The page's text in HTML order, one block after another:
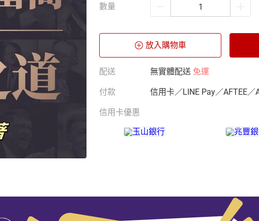
數量
放入購物車
配送 無實體配送 免運
付款 信用卡／LINE Pay／AFTEE／
信用卡優惠